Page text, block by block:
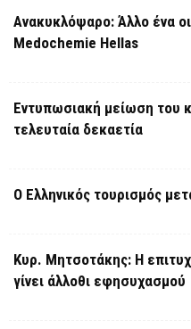
Ανακυκλόψαρο: Άλλο ένα
Medochemie Hellas
Εντυπωσιακή μείωση του
τελευταία δεκαετία
Ο Ελληνικός τουρισμός
Κυρ. Μητσοτάκης: Η
γίνει άλλοθι εφησυχασμού